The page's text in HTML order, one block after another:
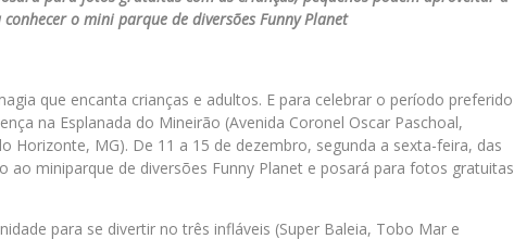
o mini parque de diversões Funny Planet
que encanta crianças e adultos. E para celebrar o período preferido
na Esplanada do Mineirão (Avenida Coronel Oscar Paschoal,
Horizonte, MG). De 11 a 15 de dezembro, segunda a sexta-feira, das
ao miniparque de diversões Funny Planet e posará para fotos gratuitas
para se divertir no três infláveis (Super Baleia, Tobo Mar e